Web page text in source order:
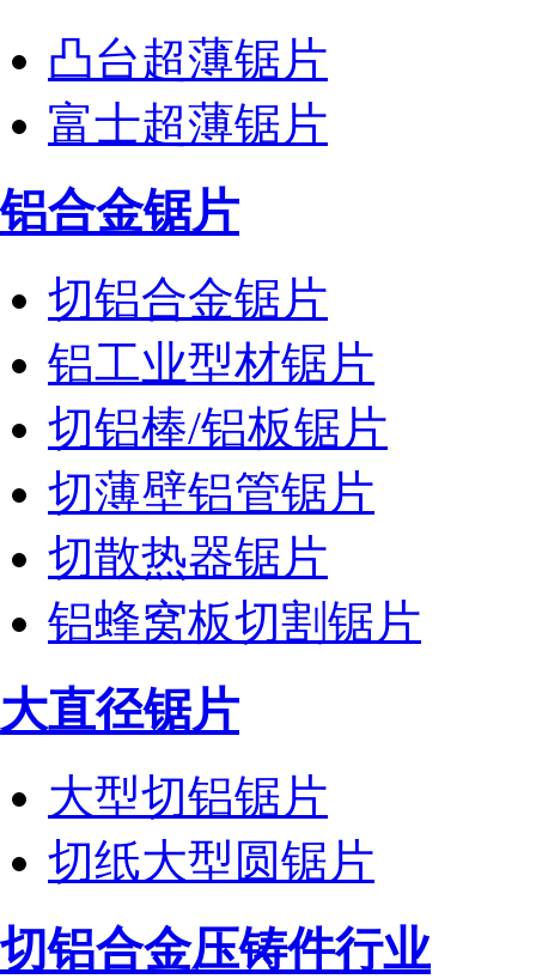
凸台超薄锯片
富士超薄锯片
铝合金锯片
切铝合金锯片
铝工业型材锯片
切铝棒/铝板锯片
切薄壁铝管锯片
切散热器锯片
铝蜂窝板切割锯片
大直径锯片
大型切铝锯片
切纸大型圆锯片
切铝合金压铸件行业